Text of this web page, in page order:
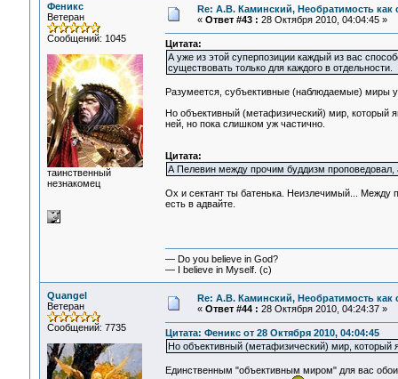
Феникс
Ветеран
Сообщений: 1045
таинственный
незнакомец
Re: А.В. Каминский, Необратимость как
« Ответ #43 : 28 Октября 2010, 04:04:45 »
Цитата:
А уже из этой суперпозиции каждый из вас
существовать только для каждого в отдельности.
Разумеется, субъективные (наблюдаемые) миры
Но объективный (метафизический) мир, который
ней, но пока слишком уж частично.
Цитата:
А Пелевин между прочим буддизм
Ох и сектант ты батенька. Неизлечимый... Между
есть в адвайте.
— Do you believe in God?
— I believe in Myself. (c)
Quangel
Ветеран
Сообщений: 7735
Re: А.В. Каминский, Необратимость как
« Ответ #44 : 28 Октября 2010, 04:24:37 »
Цитата: Феникс от 28 Октября 2010, 04:04:45
Но объективный (метафизический) мир, который
Единственным "объективным миром" для вас